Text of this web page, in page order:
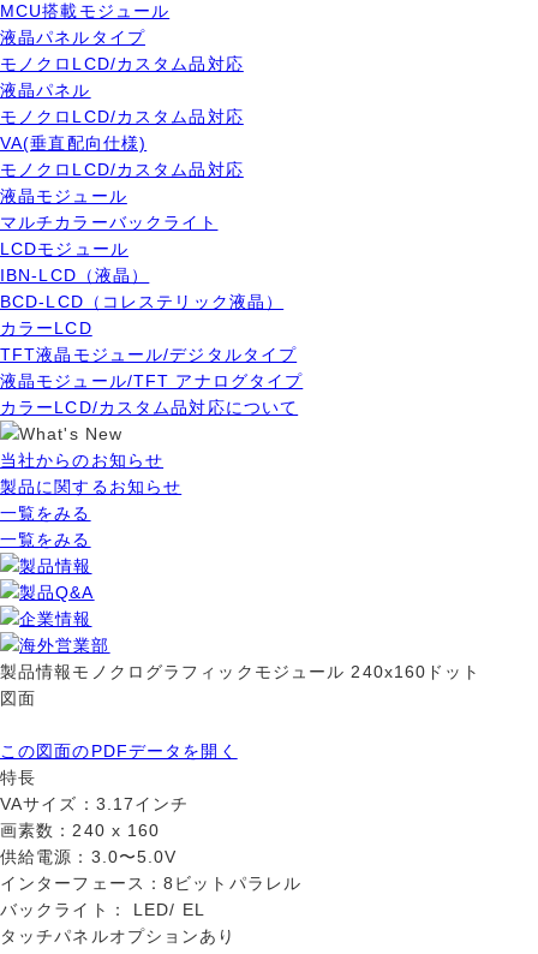
MCU搭載モジュール
液晶パネルタイプ
モノクロLCD/カスタム品対応
液晶パネル
モノクロLCD/カスタム品対応
VA(垂直配向仕様)
モノクロLCD/カスタム品対応
液晶モジュール
マルチカラーバックライト
LCDモジュール
IBN-LCD（液晶）
BCD-LCD（コレステリック液晶）
カラーLCD
TFT液晶モジュール/デジタルタイプ
液晶モジュール/TFT アナログタイプ
カラーLCD/カスタム品対応について
当社からのお知らせ
製品に関するお知らせ
一覧をみる
一覧をみる
製品情報モノクログラフィックモジュール 240x160ドット
図面
この図面のPDFデータを開く
特長
VAサイズ：3.17インチ
画素数：240 x 160
供給電源：3.0〜5.0V
インターフェース：8ビットパラレル
バックライト： LED/ EL
タッチパネルオプションあり